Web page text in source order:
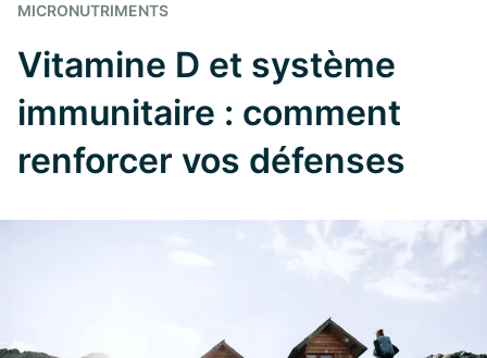
MICRONUTRIMENTS
Vitamine D et système
immunitaire : comment
renforcer vos défenses